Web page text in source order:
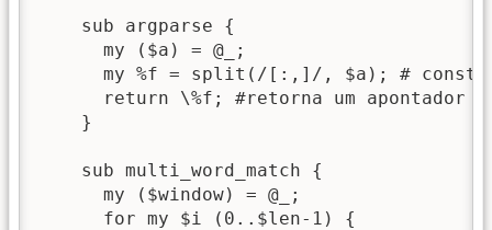
    sub argparse {
      my ($a) = @_;
my %f = split(/[:,]/, $a); #
return \%f; #retorna um apontador
    }
    sub multi_word_match {
      my ($window) = @_;
      for my $i (0..$len-1) {